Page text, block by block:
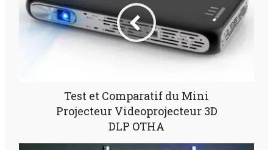
Test et Comparatif du Mini
Projecteur Videoprojecteur 3D
DLP OTHA